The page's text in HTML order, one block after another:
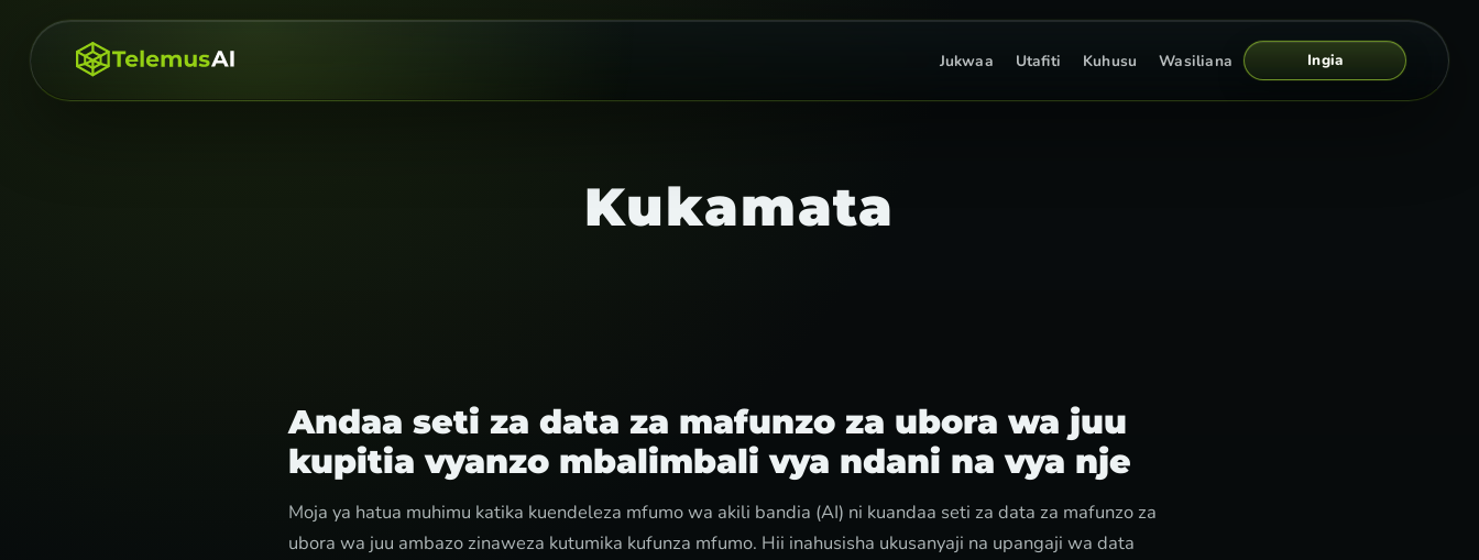
Jukwaa Utafiti Kuhusu Wasiliana Ingia
Kukamata
Andaa seti za data za mafunzo za ubora wa juu
kupitia vyanzo mbalimbali vya ndani na vya nje
Moja ya hatua muhimu katika kuendeleza mfumo wa akili bandia (AI) ni kuandaa seti za data za mafunzo za
ubora wa juu ambazo zinaweza kutumika kufunza mfumo. Hii inahusisha ukusanyaji na upangaji wa data